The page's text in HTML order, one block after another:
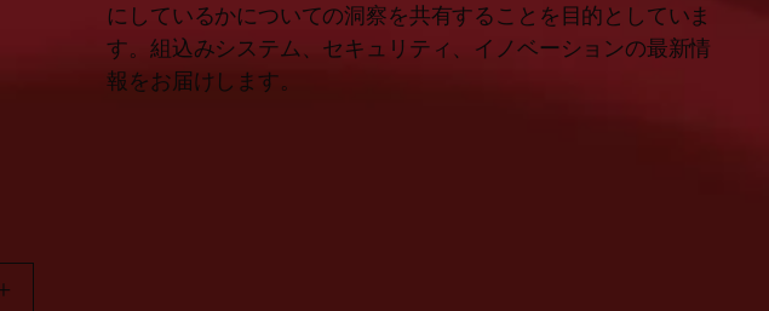
にしているかについての洞察を共有することを目的としていま
す。組込みシステム、セキュリティ、イノベーションの最新情
報をお届けします。